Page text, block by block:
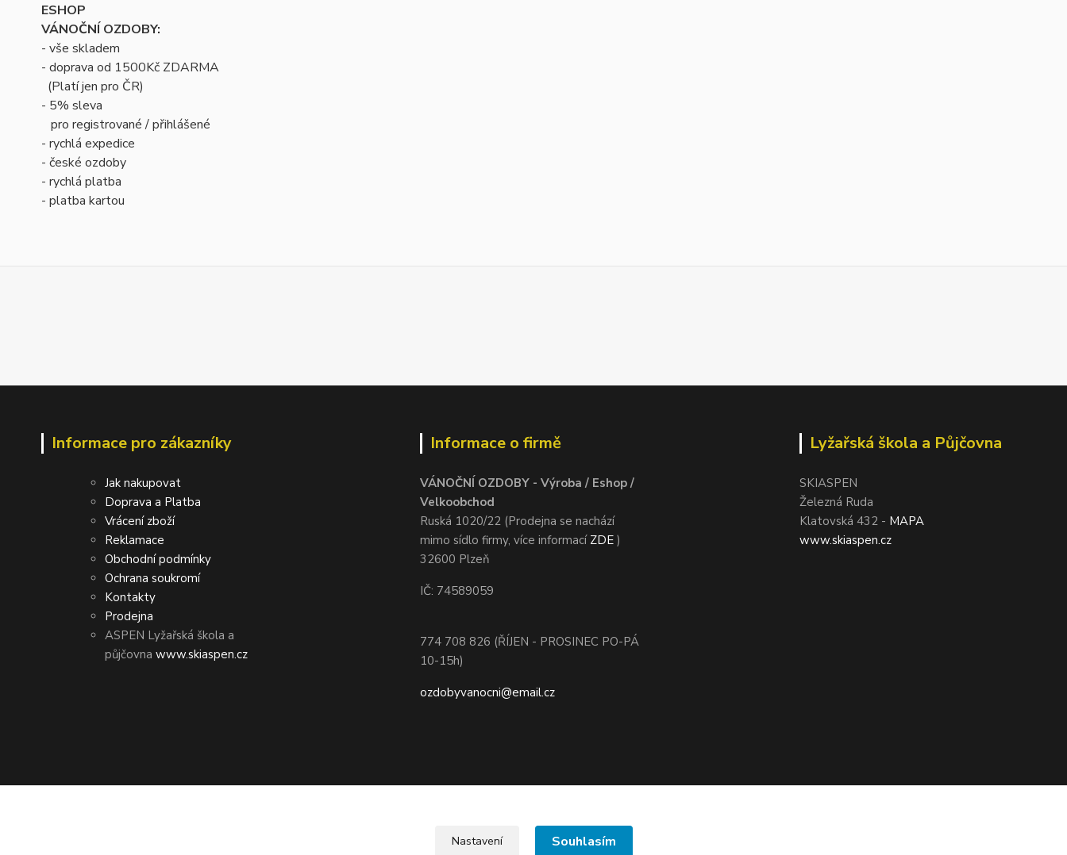
ESHOP
VÁNOČNÍ OZDOBY:
- vše skladem
- doprava od 1500Kč ZDARMA
(Platí jen pro ČR)
- 5% sleva
pro registrované / přihlášené
- rychlá expedice
- české ozdoby
- rychlá platba
- platba kartou
Informace pro zákazníky
Jak nakupovat
Doprava a Platba
Vrácení zboží
Reklamace
Obchodní podmínky
Ochrana soukromí
Kontakty
Prodejna
ASPEN Lyžařská škola a
půjčovna www.skiaspen.cz
Informace o firmě
VÁNOČNÍ OZDOBY - Výroba / Eshop /
Velkoobchod
Ruská 1020/22 (Prodejna se nachází
mimo sídlo firmy, více informací ZDE )
32600 Plzeň
IČ: 74589059
774 708 826 (ŘÍJEN - PROSINEC PO-PÁ
10-15h)
ozdobyvanocni@email.cz
Lyžařská škola a Půjčovna
SKIASPEN
Železná Ruda
Klatovská 432 - MAPA
www.skiaspen.cz
Nastavení Souhlasím